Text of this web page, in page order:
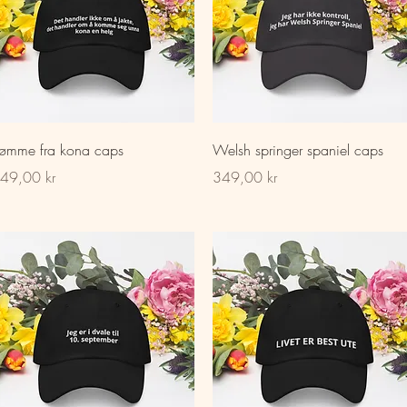
Hurtigvisning
fra kona caps
kr
Hurtigvisning
Welsh springer spaniel caps
Pris
349,00 kr